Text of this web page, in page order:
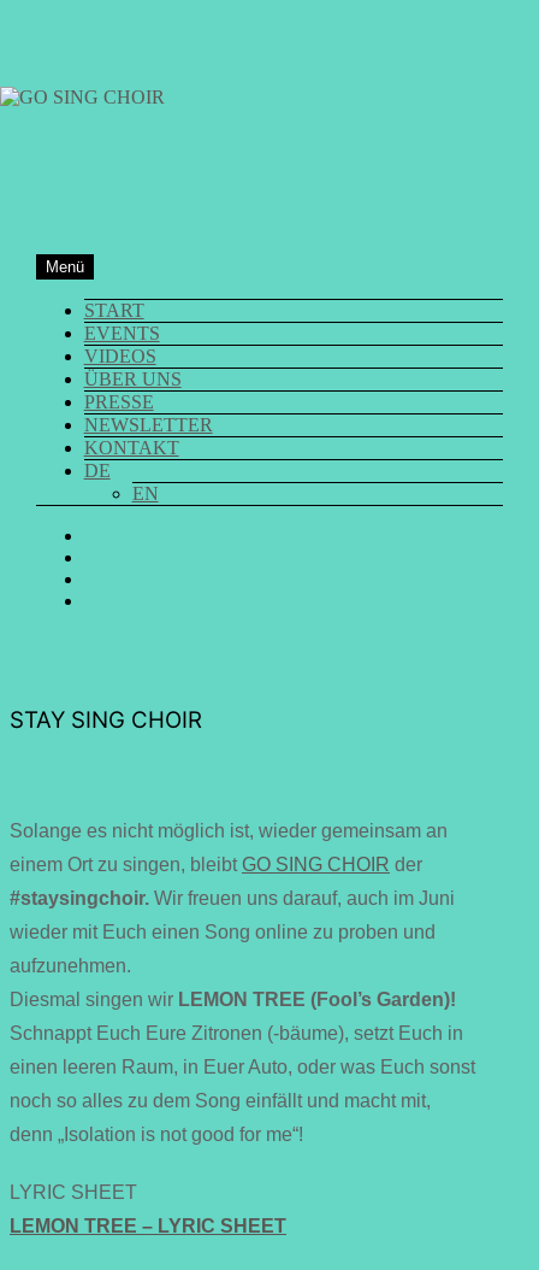
GO SING CHOIR
Menü
START
EVENTS
VIDEOS
ÜBER UNS
PRESSE
NEWSLETTER
KONTAKT
DE
EN
STAY SING CHOIR
Solange es nicht möglich ist, wieder gemeinsam an
einem Ort zu singen, bleibt GO SING CHOIR der
#staysingchoir. Wir freuen uns darauf, auch im Juni
wieder mit Euch einen Song online zu proben und
aufzunehmen.
Diesmal singen wir LEMON TREE (Fool’s Garden)!
Schnappt Euch Eure Zitronen (-bäume), setzt Euch in
einen leeren Raum, in Euer Auto, oder was Euch sonst
noch so alles zu dem Song einfällt und macht mit,
denn „Isolation is not good for me“!
LYRIC SHEET
LEMON TREE – LYRIC SHEET